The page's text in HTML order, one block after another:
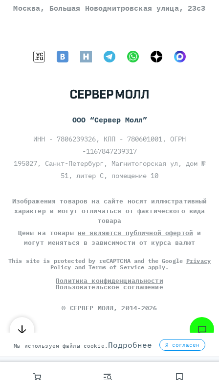
Москва, Большая Новодмитровская улица, 23с3
ООО “Сервер Молл”
ИНН - 7806239326, КПП - 780601001, ОГРН
-1167847239317
195027, Санкт-Петербург, Магнитогорская ул, дом №
51, литер С, помещение 10
Изображения товаров на сайте носят иллюстративный
характер и могут отличаться от фактического вида
товара
Цены на товары не являются публичной офертой и
могут меняться в зависимости от курса валют
This site is protected by reCAPTCHA and the Google Privacy
Policy andTerms of Service apply.
Политика конфиденциальности
Пользовательское соглашение
© СЕРВЕР МОЛЛ, 2014-2026
Мы используем файлы cookie. Подробнее Я согласен